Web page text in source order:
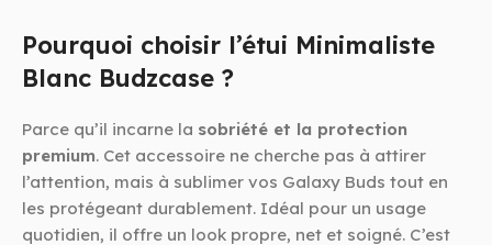
Pourquoi choisir l’étui Minimaliste
Blanc Budzcase ?
Parce qu’il incarne la sobriété et la protection
premium. Cet accessoire ne cherche pas à attirer
l’attention, mais à sublimer vos Galaxy Buds tout en
les protégeant durablement. Idéal pour un usage
quotidien, il offre un look propre, net et soigné. C’est